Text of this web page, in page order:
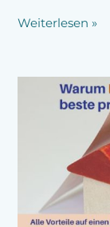
Weiterlesen »
Kapitalanlage
Immobilien
beste
private